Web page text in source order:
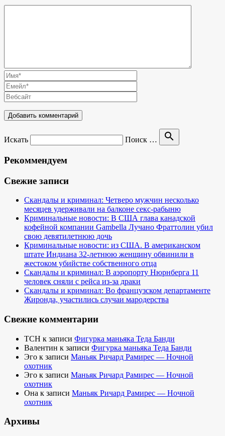
Искать Поиск … search
Рекоммендуем
Свежие записи
Скандалы и криминал: Четверо мужчин несколько
месяцев удерживали на балконе секс-рабыню
Криминальные новости: В США глава канадской
кофейной компании Gambella Лучано Фраттолин убил
свою девятилетнюю дочь
Криминальные новости: из США. В американском
штате Индиана 32-летнюю женщину обвинили в
жестоком убийстве собственного отца
Скандалы и криминал: В аэропорту Нюрнберга 11
человек сняли с рейса из-за драки
Скандалы и криминал: Во французском департаменте
Жиронда, участились случаи мародерства
Свежие комментарии
TCH к записи Фигурка маньяка Теда Банди
Валентин к записи Фигурка маньяка Теда Банди
Эго к записи Маньяк Ричард Рамирес — Ночной
охотник
Эго к записи Маньяк Ричард Рамирес — Ночной
охотник
Она к записи Маньяк Ричард Рамирес — Ночной
охотник
Архивы